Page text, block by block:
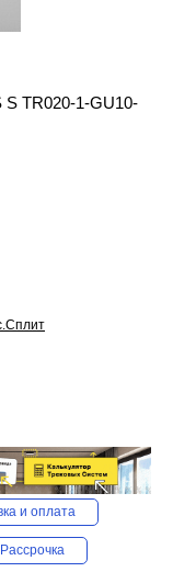
S TR020-1-GU10-
и оплата
Рассрочка